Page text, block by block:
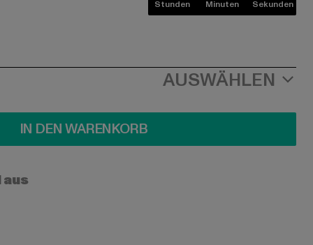
Stunden Minuten Sekunden
AUSWÄHLEN
IN DEN WARENKORB